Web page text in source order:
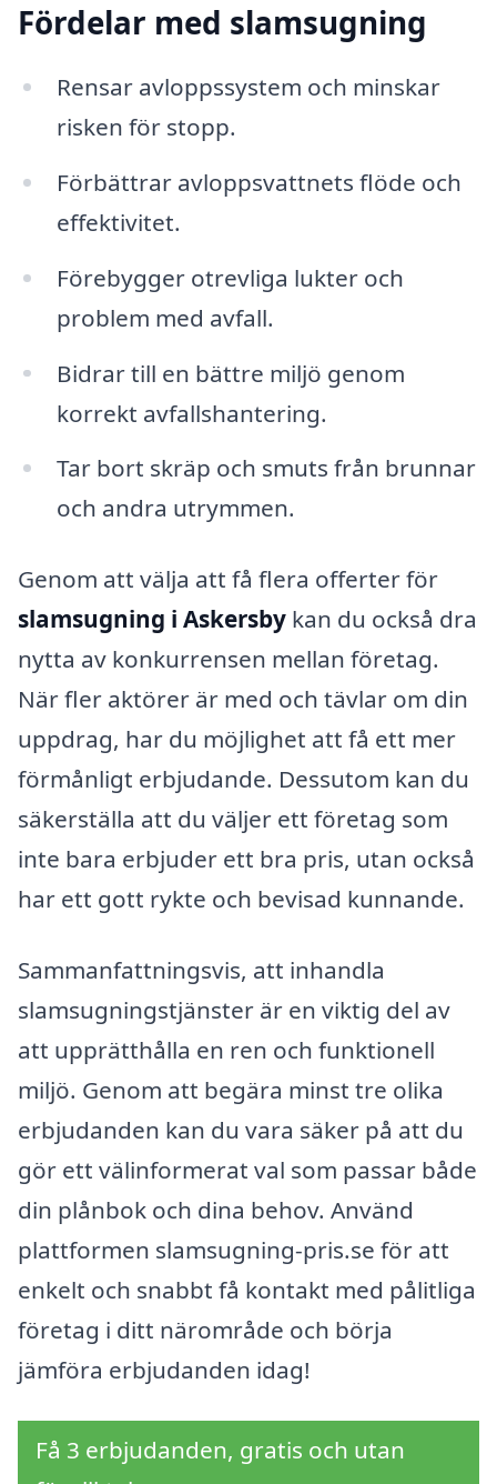
Fördelar med slamsugning
Rensar avloppssystem och minskar
risken för stopp.
Förbättrar avloppsvattnets flöde och
effektivitet.
Förebygger otrevliga lukter och
problem med avfall.
Bidrar till en bättre miljö genom
korrekt avfallshantering.
Tar bort skräp och smuts från brunnar
och andra utrymmen.
Genom att välja att få flera offerter för
slamsugning i Askersby kan du också dra
nytta av konkurrensen mellan företag.
När fler aktörer är med och tävlar om din
uppdrag, har du möjlighet att få ett mer
förmånligt erbjudande. Dessutom kan du
säkerställa att du väljer ett företag som
inte bara erbjuder ett bra pris, utan också
har ett gott rykte och bevisad kunnande.
Sammanfattningsvis, att inhandla
slamsugningstjänster är en viktig del av
att upprätthålla en ren och funktionell
miljö. Genom att begära minst tre olika
erbjudanden kan du vara säker på att du
gör ett välinformerat val som passar både
din plånbok och dina behov. Använd
plattformen slamsugning-pris.se för att
enkelt och snabbt få kontakt med pålitliga
företag i ditt närområde och börja
jämföra erbjudanden idag!
Få 3 erbjudanden, gratis och utan